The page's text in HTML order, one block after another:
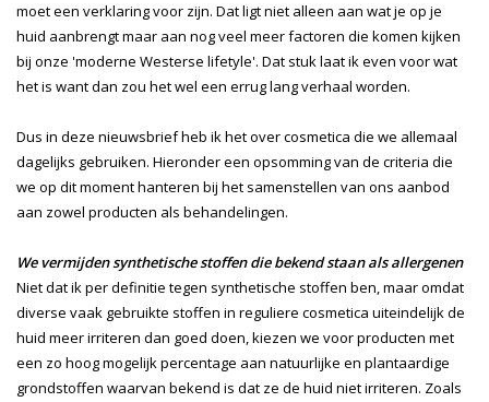
moet een verklaring voor zijn. Dat ligt niet alleen aan wat je op je
huid aanbrengt maar aan nog veel meer factoren die komen kijken
bij onze 'moderne Westerse lifetyle'. Dat stuk laat ik even voor wat
het is want dan zou het wel een errug lang verhaal worden.
Dus in deze nieuwsbrief heb ik het over cosmetica die we allemaal
dagelijks gebruiken. Hieronder een opsomming van de criteria die
we op dit moment hanteren bij het samenstellen van ons aanbod
aan zowel producten als behandelingen.
We vermijden synthetische stoffen die bekend staan als allergenen
Niet dat ik per definitie tegen synthetische stoffen ben, maar omdat
diverse vaak gebruikte stoffen in reguliere cosmetica uiteindelijk de
huid meer irriteren dan goed doen, kiezen we voor producten met
een zo hoog mogelijk percentage aan natuurlijke en plantaardige
grondstoffen waarvan bekend is dat ze de huid niet irriteren. Zoals